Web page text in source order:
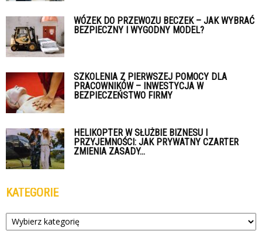
WÓZEK DO PRZEWOZU BECZEK – JAK WYBRAĆ
BEZPIECZNY I WYGODNY MODEL?
SZKOLENIA Z PIERWSZEJ POMOCY DLA
PRACOWNIKÓW – INWESTYCJA W
BEZPIECZEŃSTWO FIRMY
HELIKOPTER W SŁUŻBIE BIZNESU I
PRZYJEMNOŚCI: JAK PRYWATNY CZARTER
ZMIENIA ZASADY...
KATEGORIE
Kategorie